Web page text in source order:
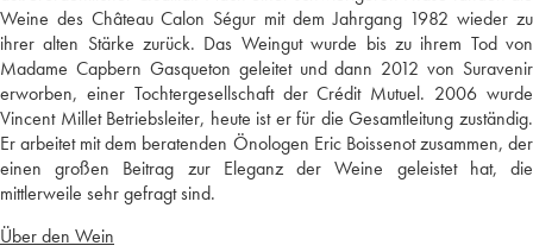
Weine des Château Calon Ségur mit dem Jahrgang 1982 wieder zu
ihrer alten Stärke zurück. Das Weingut wurde bis zu ihrem Tod von
Madame Capbern Gasqueton geleitet und dann 2012 von Suravenir
erworben, einer Tochtergesellschaft der Crédit Mutuel. 2006 wurde
Vincent Millet Betriebsleiter, heute ist er für die Gesamtleitung zuständig.
Er arbeitet mit dem beratenden Önologen Eric Boissenot zusammen, der
einen großen Beitrag zur Eleganz der Weine geleistet hat, die
mittlerweile sehr gefragt sind.
Über den Wein